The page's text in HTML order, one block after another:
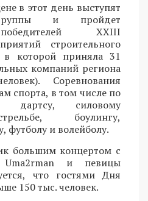
в этот день выступят
и пройдет
XXIII
строительного
в которой приняла 31
компаний региона
Соревнования
спорта, в том числе по
дартсу, силовому
боулингу,
футболу и волейболу.
большим концертом с
Uma2rman и певицы
что гостями Дня
150 тыс. человек.